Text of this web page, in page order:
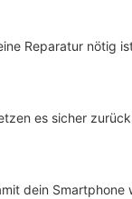
Reparatur nötig
es sicher
dein Smartphone